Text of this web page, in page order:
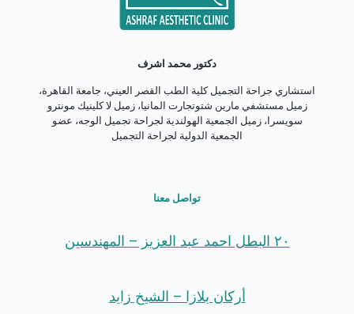
دكتور محمد اشرف
استشاري جراحة التجميل كلية الطب القصر العيني، جامعة القاهرة،
زميل مستشفي مارين شتوتجارت المانيا، زميل لا كلينيك مونترو
سويسرا، زميل الجمعية الهولندية لجراحة تجميل الوجه، عضو
الجمعية الدولية لجراحة التجميل
تواصل معنا
٢٠ البطل احمد عبد العزيز – المهندسين
أركان بلازا – الشيخ زايد